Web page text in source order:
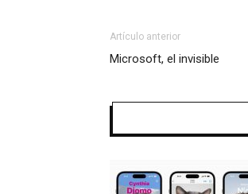
Artículo anterior
Microsoft, el invisible